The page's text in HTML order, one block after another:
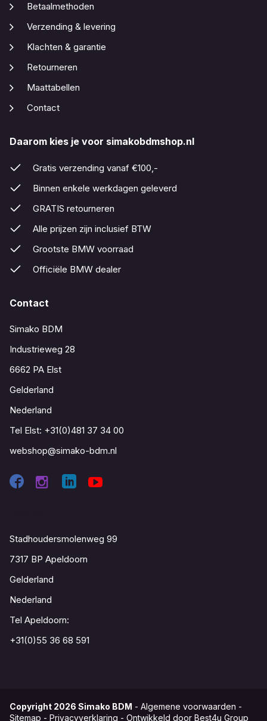
Betaalmethoden
Verzending & levering
Klachten & garantie
Retourneren
Maattabellen
Contact
Daarom kies je voor simakobdmshop.nl
Gratis verzending vanaf €100,-
Binnen enkele werkdagen geleverd
GRATIS retourneren
Alle prijzen zijn inclusief BTW
Grootste BMW voorraad
Officiële BMW dealer
Contact
Simako BDM
Industrieweg 28
6662 PA Elst
Gelderland
Nederland
Tel Elst: +31(0)481 37 34 00
webshop@simako-bdm.nl
Stadhoudersmolenweg 99
7317 BP Apeldoorn
Gelderland
Nederland
Tel Apeldoorn:
+31(0)55 36 68 591
Copyright 2026 Simako BDM - Algemene voorwaarden -
Sitemap - Privacyverklaring - Ontwikkeld door Best4u Group